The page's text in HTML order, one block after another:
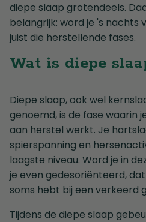
diepe slaap grotendeels.
belangrijk: word je 's nachts
juist die herstellende fases.
Wat is diepe
Diepe slaap, ook wel
genoemd, is de fase waarin
aan herstel werkt. Je
spierspanning en
laagste niveau. Word je in
je even gedesoriënteerd,
soms hebt bij een verkeerd
Tijdens de diepe slaap